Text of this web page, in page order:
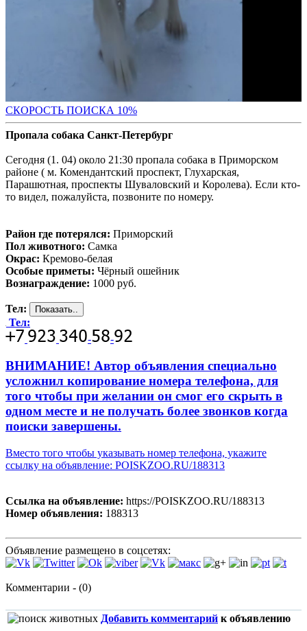
СКОРОСТЬ ПОИСКА 10%
Пропала собака Санкт-Петербург
Сегодня (1. 04) около 21:30 пропала собака в Приморском
районе ( м. Комендантский проспект, Глухарская,
Парашютная, проспекты Шуваловский и Королева). Если кто-
то видел, пожалуйста, позвоните по номеру.
Район где потерялся: Приморский
Пол животного: Самка
Окрас: Кремово-белая
Особые приметы: Чёрный ошейник
Вознаграждение: 1000 руб.
Тел:
Тел:
-
-
ВНИМАНИЕ! Автор объявления специально
усложнил копирование номера телефона, для
того чтобы при желании он смог его скрыть в
одном месте и не получать более звонков когда
поиски завершены.
Вместо того чтобы указывать номер телефона, укажите
ссылку на объявление: POISKZOO.RU/188313
Ссылка на объявление: https://POISKZOO.RU/188313
Номер объявления: 188313
Объявление размещено в соцсетях:
Комментарии - (0)
Добавить комментарий к объявлению